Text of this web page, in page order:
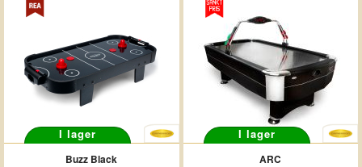
I lager
Buzz Black
I lager
ARC